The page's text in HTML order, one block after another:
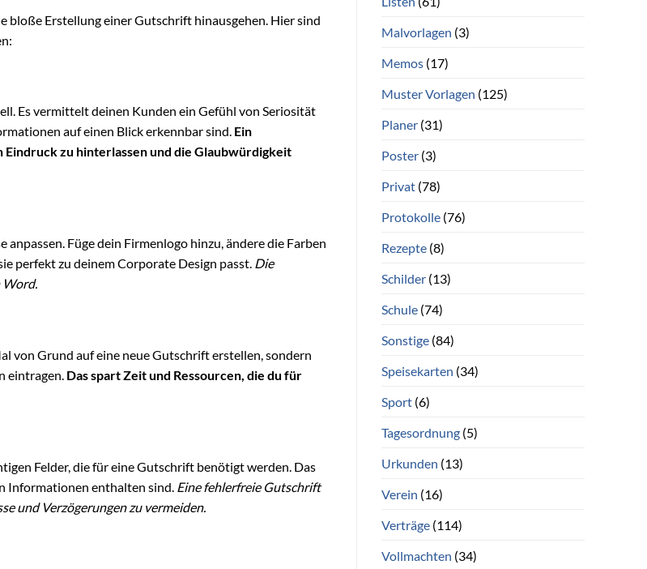
bloße Erstellung einer Gutschrift hinausgehen. Hier sind
Es vermittelt deinen Kunden ein Gefühl von Seriosität
auf einen Blick erkennbar sind. Ein
zu hinterlassen und die Glaubwürdigkeit
Füge dein Firmenlogo hinzu, ändere die Farben
perfekt zu deinem Corporate Design passt. Die
Word.
von Grund auf eine neue Gutschrift erstellen, sondern
eintragen. Das spart Zeit und Ressourcen, die du für
Felder, die für eine Gutschrift benötigt werden. Das
Informationen enthalten sind. Eine fehlerfreie Gutschrift
und Verzögerungen zu vermeiden.
Malvorlagen (3)
Memos(17)
Muster Vorlagen (125)
Planer(31)
Poster(3)
Privat(78)
Protokolle(76)
Rezepte(8)
Schilder(13)
Schule(74)
Sonstige(84)
Speisekarten (34)
Sport(6)
Tagesordnung(5)
Urkunden (13)
Verein (16)
Verträge(114)
Vollmachten (34)